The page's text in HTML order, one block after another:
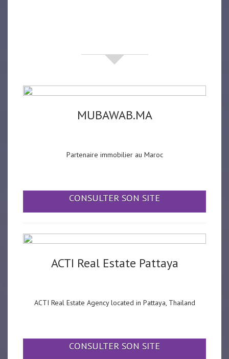
MUBAWAB.MA
Partenaire immobilier au Maroc
CONSULTER SON SITE
ACTI Real Estate Pattaya
ACTI Real Estate Agency located in Pattaya, Thailand
CONSULTER SON SITE